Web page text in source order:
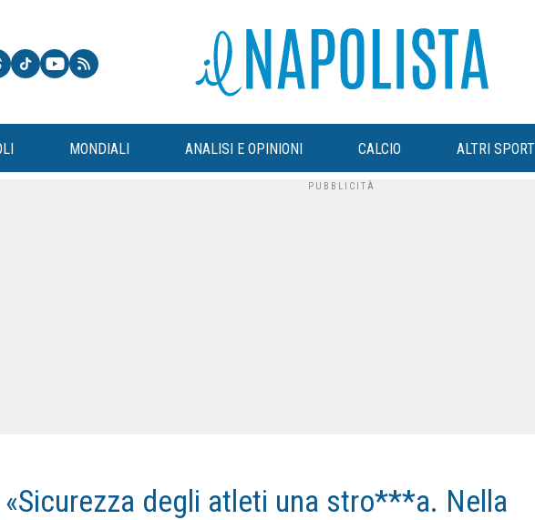
MONDIALI ANALISI E OPINIONI CALCIO ALTRI SPORT
«Sicurezza degli atleti una stro***a. Nella